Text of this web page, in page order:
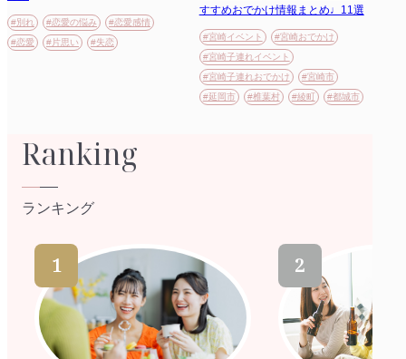
#別れ #恋愛の悩み
#恋愛感情
#恋愛
#片思い #失恋
すすめおでかけ情報まとめ♩11選
#宮崎イベント
#宮崎おでかけ
#宮崎子連れイベント
#宮崎子連れおでかけ
#宮崎市
#延岡市
#椎葉村 #綾町 #都城市
Ranking
ランキング